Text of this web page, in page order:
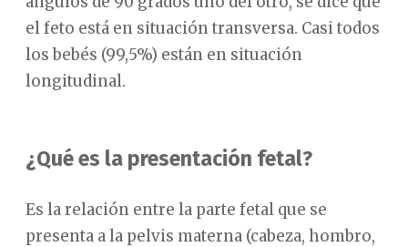
el feto está en situación transversa. Casi todos
los bebés (99,5%) están en situación
longitudinal.
¿Qué es la presentación fetal?
Es la relación entre la parte fetal que se
presenta a la pelvis materna (cabeza, hombro,